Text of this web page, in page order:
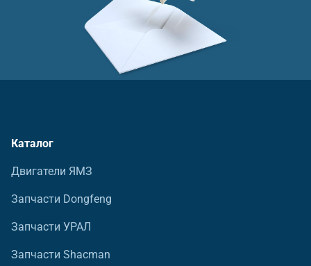
Каталог
Двигатели ЯМЗ
Запчасти Dongfeng
Запчасти УРАЛ
Запчасти Shacman